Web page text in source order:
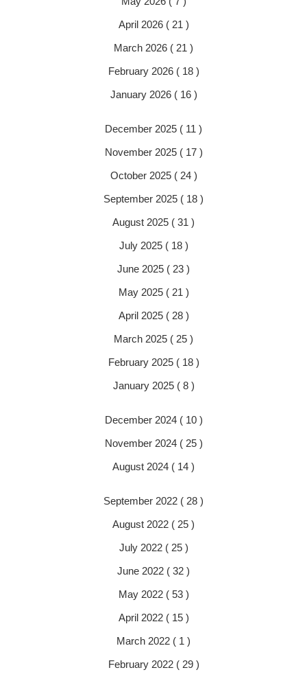
April 2026 ( 21 )
March 2026 ( 21 )
February 2026 ( 18 )
January 2026 ( 16 )
December 2025 ( 11 )
November 2025 ( 17 )
October 2025 ( 24 )
September 2025 ( 18 )
August 2025 ( 31 )
July 2025 ( 18 )
June 2025 ( 23 )
May 2025 ( 21 )
April 2025 ( 28 )
March 2025 ( 25 )
February 2025 ( 18 )
January 2025 ( 8 )
December 2024 ( 10 )
November 2024 ( 25 )
August 2024 ( 14 )
September 2022 ( 28 )
August 2022 ( 25 )
July 2022 ( 25 )
June 2022 ( 32 )
May 2022 ( 53 )
April 2022 ( 15 )
March 2022 ( 1 )
February 2022 ( 29 )